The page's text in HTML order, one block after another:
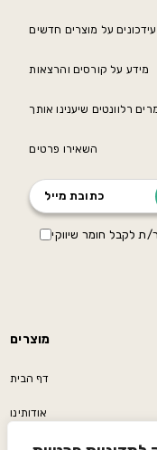
מוצרים
דף הבית
אודותינו
פודקאסט/בלוג
מידע על קורסים והרצאות
רלוונטים שיענינו אותך
השאירו פרטים
ת לקבל חומר שיווקי